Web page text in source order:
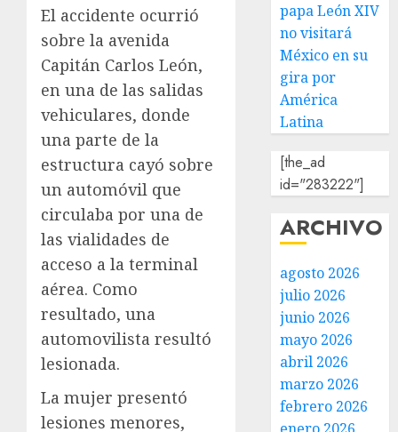
El accidente ocurrió
sobre la avenida
Capitán Carlos León,
en una de las salidas
vehiculares, donde
una parte de la
estructura cayó sobre
un automóvil que
circulaba por una de
las vialidades de
acceso a la terminal
aérea. Como
resultado, una
automovilista resultó
lesionada.
La mujer presentó
lesiones menores,
papa León XIV
no visitará
México en su
gira por
América
Latina
[the_ad
id="283222"]
ARCHIVO
agosto 2026
julio 2026
junio 2026
mayo 2026
abril 2026
marzo 2026
febrero 2026